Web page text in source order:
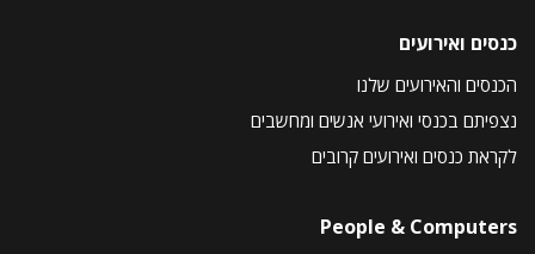
כנסים ואירועים
הכנסים והאירועים שלנו
נצפיתם בכנסי ואירועי אנשים ומחשבים
לקראת כנסים ואירועים קרובים
People & Computers